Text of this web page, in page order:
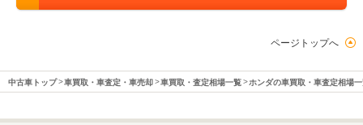
ページトップへ
中古車トップ 車買取・車査定・車売却 車買取・査定相場一覧 ホンダの車買取・車査定相場